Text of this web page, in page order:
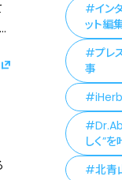
イン
ット編
プレ
事
iHerb
しく”
北青